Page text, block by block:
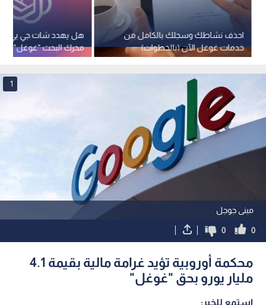
هل يهدد شات جي بي
محرك البحث "غوغل"؟
احذف نشاطك وسجلك بالكامل من
خدمات غوغل الآن (بالخطوات)
مبنى جوجل
1
0
0
محكمة أوروبية تؤيد غرامة مالية بقيمة 4.1
مليار يورو بحق "غوغل"
استمع للخبر: